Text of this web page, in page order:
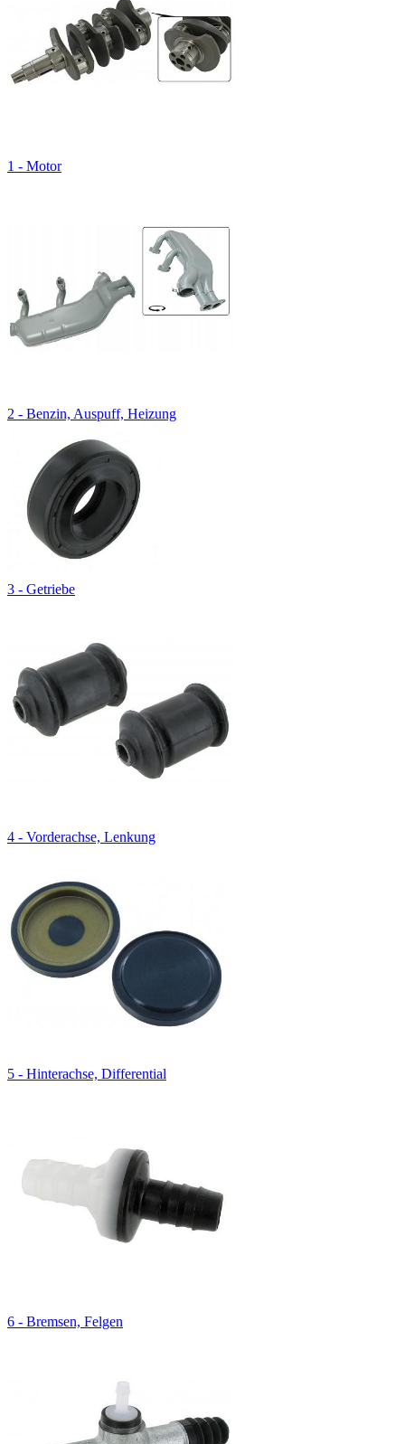
1 - Motor
2 - Benzin, Auspuff, Heizung
3 - Getriebe
4 - Vorderachse, Lenkung
5 - Hinterachse, Differential
6 - Bremsen, Felgen